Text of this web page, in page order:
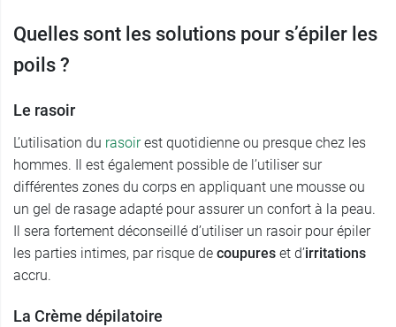
Quelles sont les solutions pour s’épiler les
poils ?
Le rasoir
L’utilisation du rasoirest quotidienne ou presque chez les
hommes. Il est également possible de l’utiliser sur
différentes zones du corps en appliquant une mousse ou
un gel de rasage adapté pour assurer un confort à la peau.
Il sera fortement déconseillé d’utiliser un rasoir pour épiler
les parties intimes, par risque de coupures et d’irritations
accru.
La Crème dépilatoire